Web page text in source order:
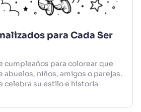
para Cada Ser
cumpleaños para colorear que
abuelos, niños, amigos o parejas.
celebra su estilo e historia